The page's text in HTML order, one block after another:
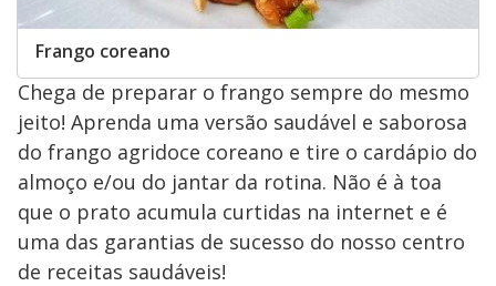
Frango coreano
Chega de preparar o frango sempre do mesmo
jeito! Aprenda uma versão saudável e saborosa
do frango agridoce coreano e tire o cardápio do
almoço e/ou do jantar da rotina. Não é à toa
que o prato acumula curtidas na internet e é
uma das garantias de sucesso do nosso centro
de receitas saudáveis!